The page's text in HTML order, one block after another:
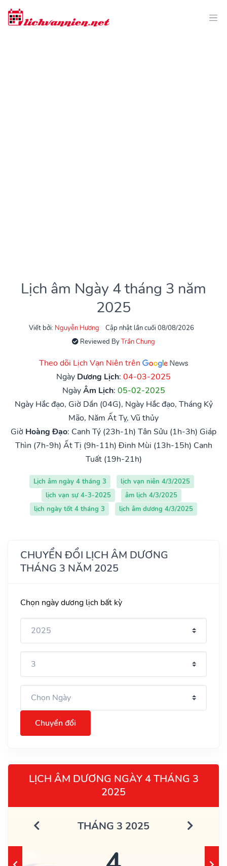
Lịch âm Ngày 4 tháng 3 năm
2025
Viết bởi: Nguyễn Hương
Cập nhật lần cuối 08/08/2026
Reviewed ByTrần Chung
Theo dõi Lịch Vạn Niên trên
Ngày Dương Lịch: 04-03-2025
NgàyÂm Lịch: 05-02-2025
Ngày Hắc đạo, Giờ Dần (04G), Ngày Hắc đạo, Tháng Kỷ
Mão, Năm Ất Tỵ, Vũ thủy
Giờ Hoàng Đạo: Canh Tý (23h-1h) Tân Sửu (1h-3h) Giáp
Thìn (7h-9h) Ất Tị (9h-11h) Đinh Mùi (13h-15h) Canh
Tuất (19h-21h)
Lịch âm ngày 4 tháng 3
lịch vạn niên 4/3/2025
lịch vạn sự 4-3-2025
âm lịch 4/3/2025
lịch ngày tốt 4 tháng 3
lịch âm dương 4/3/2025
CHUYỂN ĐỔI LỊCH ÂM DƯƠNG
THÁNG 3 NĂM 2025
Chọn ngày dương lịch bất kỳ
Chuyển đổi
LỊCH ÂM DƯƠNG NGÀY 4 THÁNG 3
2025
THÁNG 3 2025